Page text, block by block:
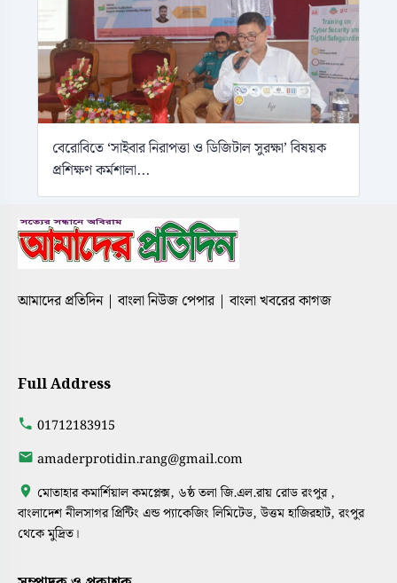
বেরোবিতে ‘সাইবার নিরাপত্তা ও ডিজিটাল সুরক্ষা’ বিষয়ক
প্রশিক্ষণ কর্মশালা...
আমাদের প্রতিদিন | বাংলা নিউজ পেপার | বাংলা খবরের কাগজ
Full Address
01712183915
amaderprotidin.rang@gmail.com
মোতাহার কমার্শিয়াল কমপ্লেক্স, ৬ষ্ঠ তলা জি.এল.রায় রোড রংপুর ,
বাংলাদেশ নীলসাগর প্রিন্টিং এন্ড প্যাকেজিং লিমিটেড, উত্তম হাজিরহাট, রংপুর
থেকে মুদ্রিত।